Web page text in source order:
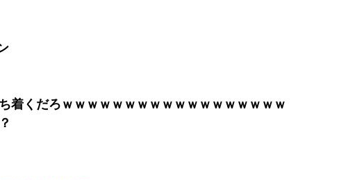
着くだろｗｗｗｗｗｗｗｗｗｗｗｗｗｗｗｗｗｗ